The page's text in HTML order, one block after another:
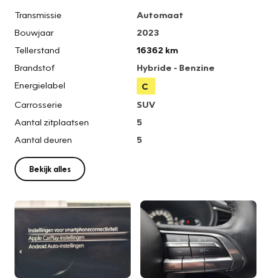
Transmissie
Automaat
Bouwjaar
2023
Tellerstand
16362 km
Brandstof
Hybride - Benzine
Energielabel
C
Carrosserie
SUV
Aantal zitplaatsen
5
Aantal deuren
5
Bekijk alles